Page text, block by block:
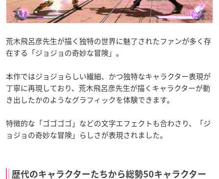
荒木飛呂彦先生が描く独特の世界に魅了されたファンが多く存
在する「ジョジョの奇妙な冒険」。
本作ではジョジョらしい繊細、かつ独特なキャラクター表現が
丁寧に再現しており、荒木飛呂彦先生が描くキャラクターが動
き出したかのようなグラフィックを体験できます。
特徴的な「ゴゴゴゴ」などの文字エフェクトも合わさり、「ジ
ョジョの奇妙な冒険」らしさが表現されました。
歴代のキャラクターたちから総勢50キャラクター